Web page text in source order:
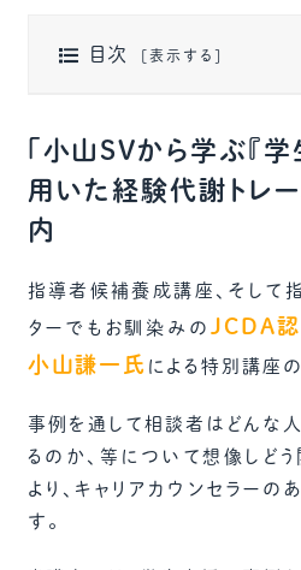
目次
「小山SVから学ぶ『
用いた経験代謝トレー
内
指導者候補養成講座、そして
ターでもお馴染みの JCDA
小山謙一氏 による特別講座
事例を通して相談者はどんな
るのか、等について想像しど
より、キャリアカウンセラーの
す。